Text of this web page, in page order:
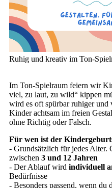
Ruhig und kreativ im Ton-
Im Ton-Spielraum feiern wir
viel, zu laut, zu wild“ kippen
wird es oft spürbar ruhiger und
Kinder achtsam im freien
ohne Richtig oder Falsch.
Für wen ist der
- Grundsätzlich für jedes
zwischen 3 und 12 Jahren
- Der Ablauf wird individuell
Bedürfnisse
- Besonders passend, wenn du